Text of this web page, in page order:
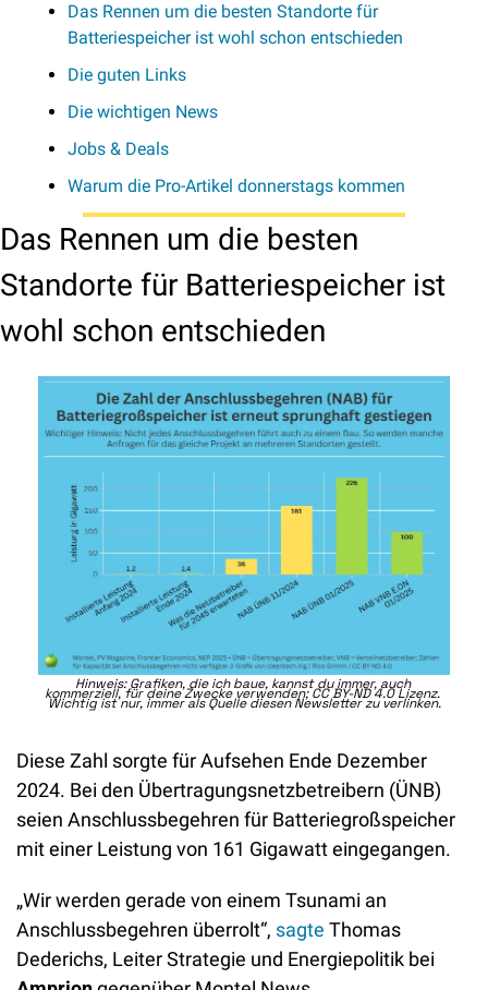
Das Rennen um die besten Standorte für
Batteriespeicher ist wohl schon entschieden
Die guten Links
Die wichtigen News
Jobs & Deals
Warum die Pro-Artikel donnerstags kommen
Das Rennen um die besten
Standorte für Batteriespeicher ist
wohl schon entschieden
Hinweis: Grafiken, die ich baue, kannst du immer, auch
kommerziell, für deine Zwecke verwenden; CC BY-ND 4.0 Lizenz.
Wichtig ist nur, immer als Quelle diesen Newsletter zu verlinken.
Diese Zahl sorgte für Aufsehen Ende Dezember
2024. Bei den Übertragungsnetzbetreibern (ÜNB)
seien Anschlussbegehren für Batteriegroßspeicher
mit einer Leistung von 161 Gigawatt eingegangen.
„Wir werden gerade von einem Tsunami an
Anschlussbegehren überrolt“, sagte Thomas